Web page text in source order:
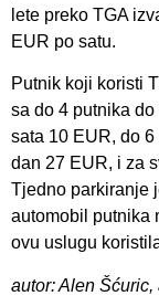
lete preko TGA
EUR po satu.
Putnik koji koristi
sa do 4 putnika
sata 10 EUR, do
dan 27 EUR, i za
Tjedno parkiranje
automobil putnika
ovu uslugu
autor: Alen